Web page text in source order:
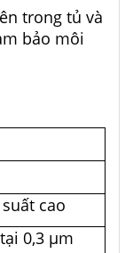
trong tủ và
bảo môi
cao
0,3 µm